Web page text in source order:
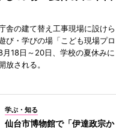
舎の建て替え工事現場に設けら
び・学びの場「こども現場プロ
月18日～20日、学校の夏休みに
放される。
学ぶ・知る
仙台市博物館で「伊達政宗か